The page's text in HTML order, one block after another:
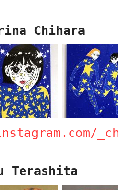
Chihara
Terashita